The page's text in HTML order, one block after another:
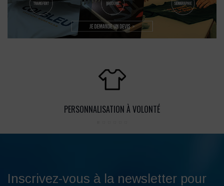
PERSONNALISATION À VOLONTÉ
Inscrivez-vous à la newsletter pour